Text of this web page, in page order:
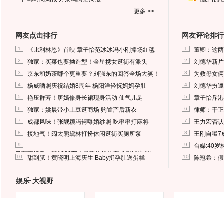
更多 >>
网友点击排行
1 《比利林恩》首映 章子怡范冰冰冯小刚捧场红毯
2 独家：买菜也要拗造型！金星携女逛街有派头
3 京东和奶茶哪个更重要？刘强东的回答全场大笑！
4 杨威晒照庆祝结婚8周年 杨阳洋轻抚妈妈孕肚
5 艳压群芳！唐嫣修身长裙现身活动 仙气儿足
6 独家：姚晨带小土豆逛商场 购置产后新衣
7 成都风味！张靓颖冯轲曝婚纱照 吃串串打麻将
8 接地气！阔太熊黛林打扮休闲逛街买厕所泵
9
马蓉离婚后，砸1000万人民币给媒体要求删掉这照片
10 甜到腻！黄晓明上海庆生 Baby挺孕肚送蛋糕
网友评论排行
1 董卿：这
2 刘德华新
3 为救母女
4 刘德华扮
5 章子怡斥
6 律师：于
7 王力宏否
8 王刚自曝7
9 台媒:40岁
10 陈冠希：
娱乐·大视野